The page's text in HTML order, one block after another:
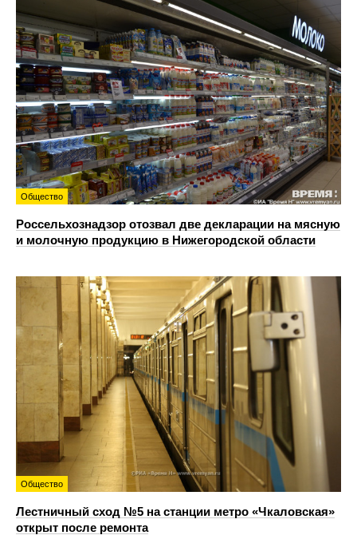
Общество
Россельхознадзор отозвал две декларации на мясную
и молочную продукцию в Нижегородской области
Общество
Лестничный сход №5 на станции метро «Чкаловская»
открыт после ремонта